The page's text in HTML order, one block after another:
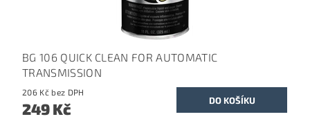
BG 106 QUICK CLEAN FOR AUTOMATIC
TRANSMISSION
206 Kč bez DPH
249 Kč